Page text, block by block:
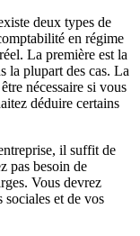
deux types de
en régime
La première est la
la plupart des cas. La
nécessaire si vous
déduire certains
il suffit de
pas besoin de
Vous devrez
sociales et de vos